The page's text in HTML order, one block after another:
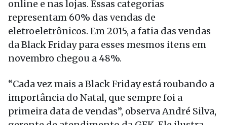
online e nas lojas. Essas categorias
representam 60% das vendas de
eletroeletrônicos. Em 2015, a fatia das vendas
da Black Friday para esses mesmos itens em
novembro chegou a 48%.
“Cada vez mais a Black Friday está roubando a
importância do Natal, que sempre foi a
primeira data de vendas”, observa André Silva,